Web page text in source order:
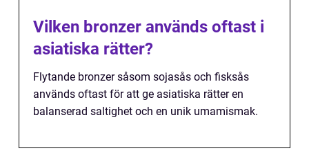
Vilken bronzer används oftast i
asiatiska rätter?
Flytande bronzer såsom sojasås och fisksås
används oftast för att ge asiatiska rätter en
balanserad saltighet och en unik umamismak.